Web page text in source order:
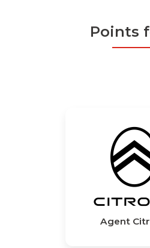
Points
Agent